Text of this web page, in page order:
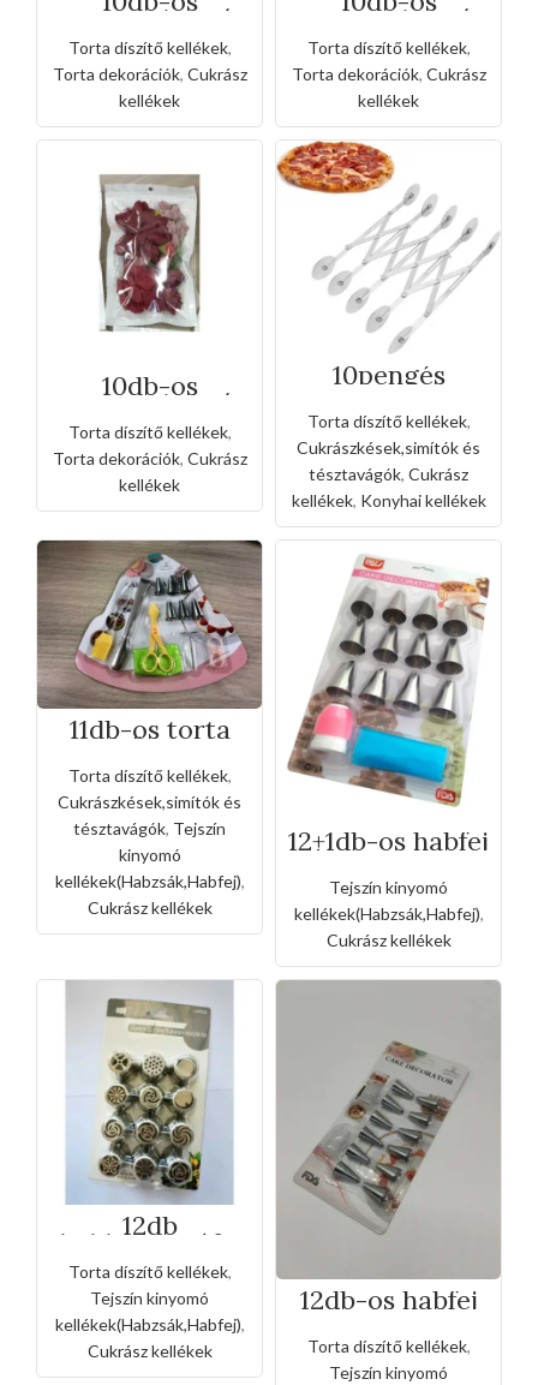
csomagolt virág
szirom
tortadísz -
rózsaszín
Torta díszítő kellékek,
Torta dekorációk, Cukrász
kellékek
csomagolt virág
szirom
tortadísz -sárga
Torta díszítő kellékek,
Torta dekorációk, Cukrász
kellékek
10db-os
csomagolt virág
szirom
tortadísz -vörös
Torta díszítő kellékek,
Torta dekorációk, Cukrász
kellékek
10pengés
rozsdamentes
állítható
tésztavágó
Torta díszítő kellékek,
Cukrászkések,simítók és
tésztavágók, Cukrász
kellékek, Konyhai kellékek
11db-os torta
díszítő készlet
Torta díszítő kellékek,
Cukrászkések,simítók és
tésztavágók, Tejszín
kinyomó
kellékek(Habzsák,Habfej),
Cukrász kellékek
12+1db-os habfej
készlet szilikon
habzsákkal
Tejszín kinyomó
kellékek(Habzsák,Habfej),
Cukrász kellékek
12db
habkinyomófej
Torta díszítő kellékek,
Tejszín kinyomó
kellékek(Habzsák,Habfej),
Cukrász kellékek
12db-os habfej
készlet+2db
szorítóval
Torta díszítő kellékek,
Tejszín kinyomó